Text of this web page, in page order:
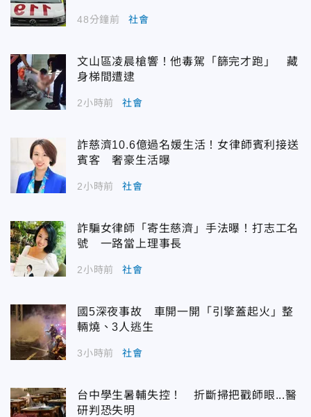
48分鐘前 社會
文山區凌晨槍響！他毒駕「篩完才跑」 藏
身梯間遭逮
2小時前 社會
詐慈濟10.6億過名媛生活！女律師賓利接送
賓客 奢豪生活曝
2小時前 社會
詐騙女律師「寄生慈濟」手法曝！打志工名
號 一路當上理事長
2小時前 社會
國5深夜事故 車開一開「引擎蓋起火」整
輛燒、3人逃生
3小時前 社會
台中學生暑輔失控！ 折斷掃把戳師眼...醫
研判恐失明